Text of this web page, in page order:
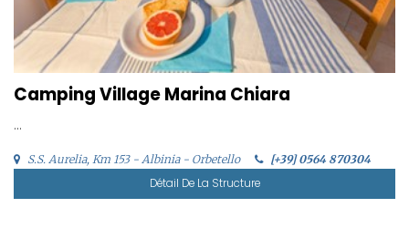
Camping Village Marina Chiara
...
S.S. Aurelia, Km 153 - Albinia - Orbetello [+39] 0564 870304
Détail De La Structure